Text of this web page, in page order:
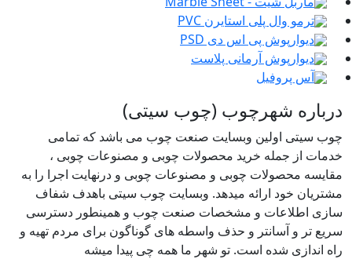
ترمو وال پلی استایرن PVC
دیوارپوش پی اس دی PSD
دیوارپوش آرمانی پلاست
آس پروفیل
درباره شهرچوب (چوب سیتی)
چوب سیتی اولین وبسایت صنعت چوب می باشد که تمامی
خدمات از جمله خرید محصولات چوبی و مصنوعات چوبی ،
مقایسه محصولات چوبی و مصنوعات چوبی و درنهایت اجرا را به
مشتریان خود ارائه میدهد. وبسایت چوب سیتی باهدف شفاف
سازی اطلاعات و مشخصات صنعت چوب و همینطور دسترسی
سریع تر و آسانتر و حذف واسطه های گوناگون برای مردم تهیه و
راه اندازی شده است. تو شهر ما همه چی پیدا میشه